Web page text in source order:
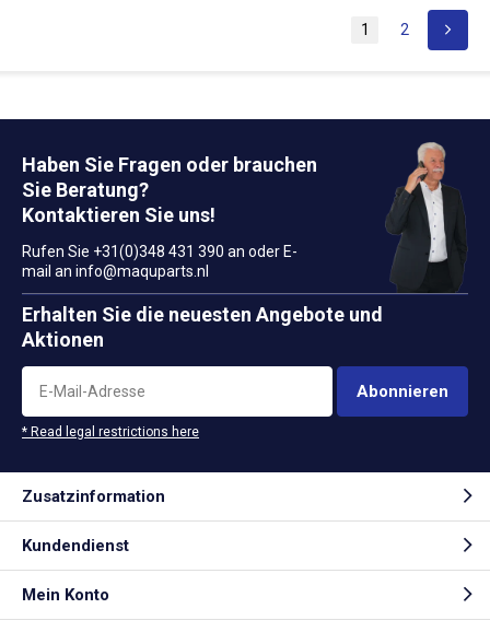
1 2
Haben Sie Fragen oder brauchen
Sie Beratung?
Kontaktieren Sie uns!
Rufen Sie +31(0)348 431 390 an oder E-
mail an info@maquparts.nl
Erhalten Sie die neuesten Angebote und
Aktionen
Abonnieren
* Read legal restrictions here
Zusatzinformation
Kundendienst
Mein Konto